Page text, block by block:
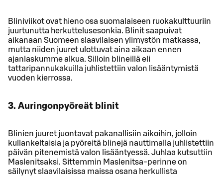
Bliniviikot ovat hieno osa suomalaiseen ruokakulttuuriin
juurtunutta herkuttelusesonkia. Blinit saapuivat
aikanaan Suomeen slaavilaisen ylimystön matkassa,
mutta niiden juuret ulottuvat aina aikaan ennen
ajanlaskumme alkua. Silloin blineillä eli
tattaripannukakuilla juhlistettiin valon lisääntymistä
vuoden kierrossa.
3. Auringonpyöreät blinit
Blinien juuret juontavat pakanallisiin aikoihin, jolloin
kullankeltaisia ja pyöreitä blinejä nauttimalla juhlistettiin
päivän pitenemistä valon lisääntyessä. Juhlaa kutsuttiin
Maslenitsaksi. Sittemmin Maslenitsa-perinne on
säilynyt slaavilaisissa maissa osana herkullista